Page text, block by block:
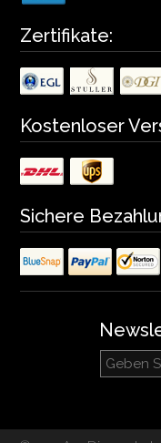
Zertifikate:
Kostenloser
Sichere